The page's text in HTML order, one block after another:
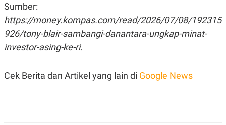
N
C
E
T
K
M
I
T
E
A
D
V
Sumber:
https://money.kompas.com/read/2026/07/08/192315
926/tony-blair-sambangi-danantara-ungkap-minat-
investor-asing-ke-ri.
Cek Berita dan Artikel yang lain di Google News